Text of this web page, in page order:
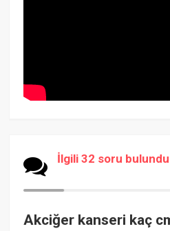
İlgili 32 soru bulundu
Akciğer kanseri kaç